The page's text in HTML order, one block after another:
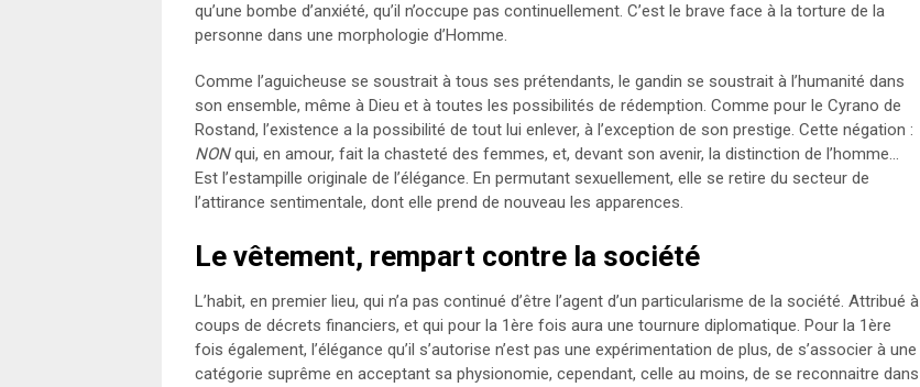
qu’une bombe d’anxiété, qu’il n’occupe pas continuellement. C’est le brave face à la torture de la
personne dans une morphologie d’Homme.
Comme l’aguicheuse se soustrait à tous ses prétendants, le gandin se soustrait à l’humanité dans
son ensemble, même à Dieu et à toutes les possibilités de rédemption. Comme pour le Cyrano de
Rostand, l’existence a la possibilité de tout lui enlever, à l’exception de son prestige. Cette négation :
NONqui, en amour, fait la chasteté des femmes, et, devant son avenir, la distinction de l’homme…
Est l’estampille originale de l’élégance. En permutant sexuellement, elle se retire du secteur de
l’attirance sentimentale, dont elle prend de nouveau les apparences.
Le vêtement, rempart contre la société
L’habit, en premier lieu, qui n’a pas continué d’être l’agent d’un particularisme de la société. Attribué à
coups de décrets financiers, et qui pour la 1ère fois aura une tournure diplomatique. Pour la 1ère
fois également, l’élégance qu’il s’autorise n’est pas une expérimentation de plus, de s’associer à une
catégorie suprême en acceptant sa physionomie, cependant, celle au moins, de se reconnaitre dans